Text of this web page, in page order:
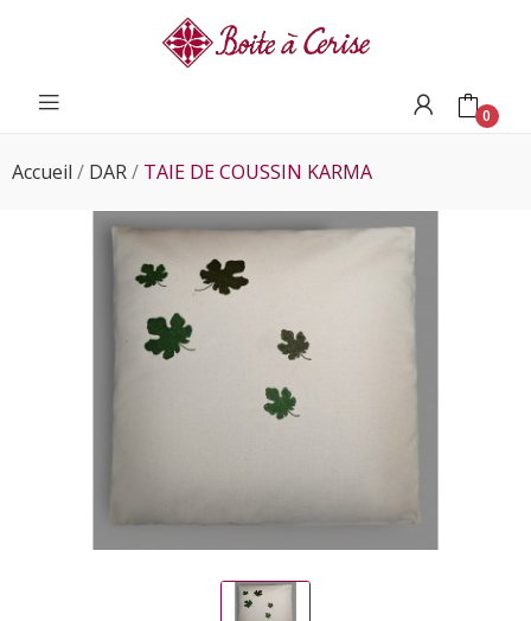
0
Accueil DAR TAIE DE COUSSIN KARMA